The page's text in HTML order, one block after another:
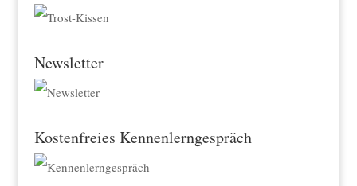
Newsletter
Kostenfreies Kennenlerngespräch